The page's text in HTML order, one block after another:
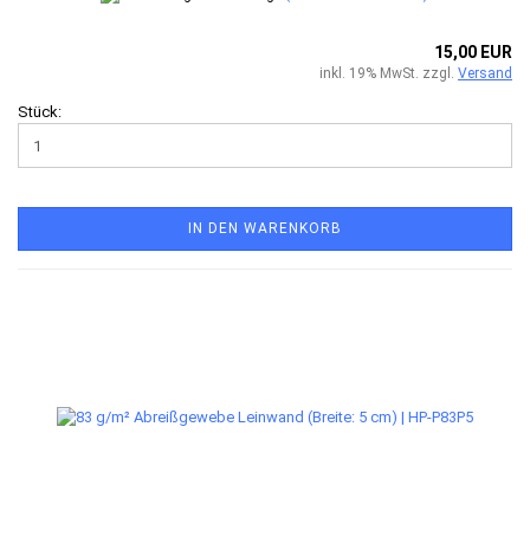
15,00 EUR
inkl. 19% MwSt. zzgl. Versand
Stück:
IN DEN WARENKORB